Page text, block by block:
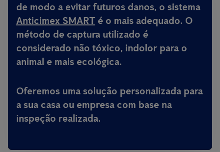
de modo a evitar futuros danos, o sistema
Anticimex SMART é o mais adequado. O
método de captura utilizado é
considerado não tóxico, indolor para o
animal e mais ecológica.
Oferemos uma solução personalizada para
a sua casa ou empresa com base na
inspeção realizada.